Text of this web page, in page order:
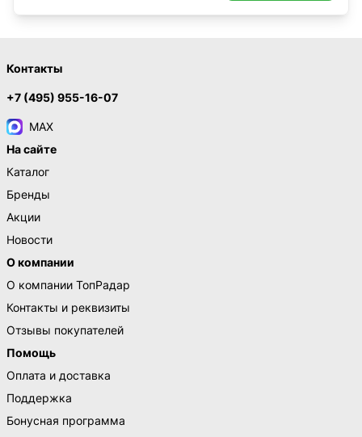
Контакты
+7 (495) 955-16-07
MAX
На сайте
Каталог
Бренды
Акции
Новости
О компании
О компании ТопРадар
Контакты и реквизиты
Отзывы покупателей
Помощь
Оплата и доставка
Поддержка
Бонусная программа